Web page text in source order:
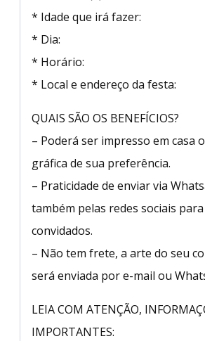
* Idade que irá fazer:
* Dia:
* Horário:
* Local e endereço da festa:
QUAIS SÃO OS BENEFÍCIOS?
– Poderá ser impresso em casa
gráfica de sua preferência.
– Praticidade de enviar via
também pelas redes sociais
convidados.
– Não tem frete, a arte do seu
será enviada por e-mail ou
LEIA COM ATENÇÃO,
IMPORTANTES: